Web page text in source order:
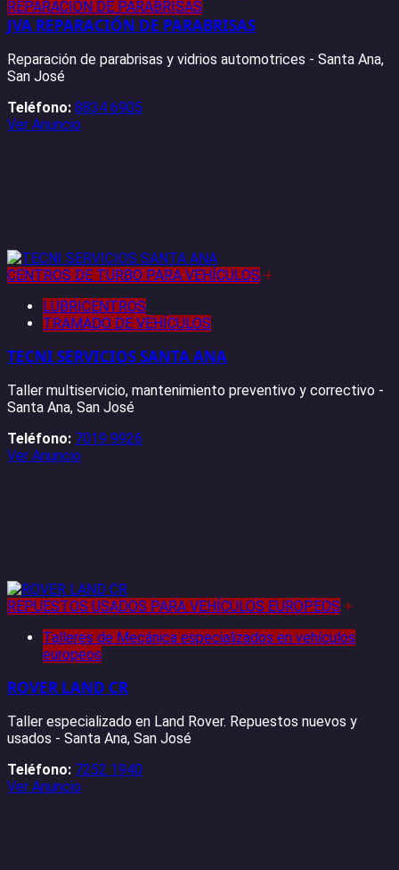
REPARACION DE PARABRISAS
JVA REPARACIÓN DE PARABRISAS
Reparación de parabrisas y vidrios automotrices - Santa Ana,
San José
Teléfono: 8834 6905
Ver Anuncio
CENTROS DE TURBO PARA VEHÍCULOS +
LUBRICENTROS
TRAMADO DE VEHÍCULOS
TECNI SERVICIOS SANTA ANA
Taller multiservicio, mantenimiento preventivo y correctivo -
Santa Ana, San José
Teléfono: 7019 9926
Ver Anuncio
REPUESTOS USADOS PARA VEHÍCULOS EUROPEOS +
Talleres de Mecánica especializados en vehículos
europeos
ROVER LAND CR
Taller especializado en Land Rover. Repuestos nuevos y
usados - Santa Ana, San José
Teléfono: 7252 1940
Ver Anuncio